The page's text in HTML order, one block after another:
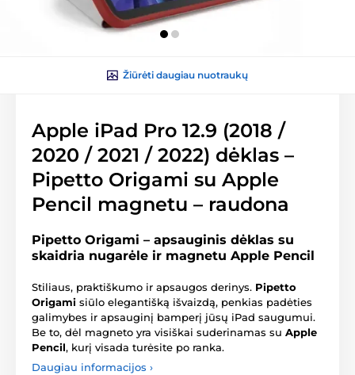
Žiūrėti daugiau nuotraukų
Apple iPad Pro 12.9 (2018 /
2020 / 2021 / 2022) dėklas –
Pipetto Origami su Apple
Pencil magnetu – raudona
Pipetto Origami – apsauginis dėklas su
skaidria nugarėle ir magnetu Apple Pencil
Stiliaus, praktiškumo ir apsaugos derinys. Pipetto
Origami siūlo elegantišką išvaizdą, penkias padėties
galimybes ir apsauginį bamperį jūsų iPad saugumui.
Be to, dėl magneto yra visiškai suderinamas su Apple
Pencil, kurį visada turėsite po ranka.
Daugiau informacijos ›